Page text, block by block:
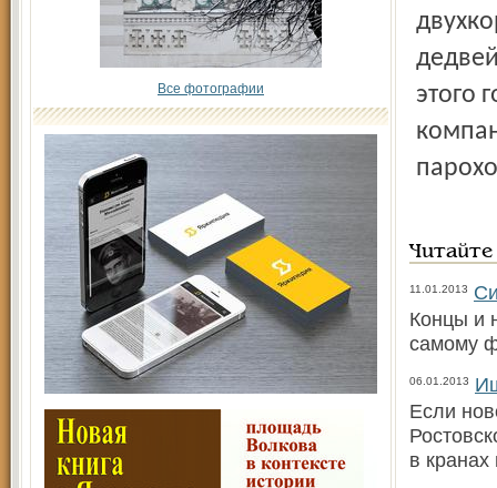
Все фотографии
этого
11.01.2013
Концы и
самому
06.01.2013
Если
в кранах